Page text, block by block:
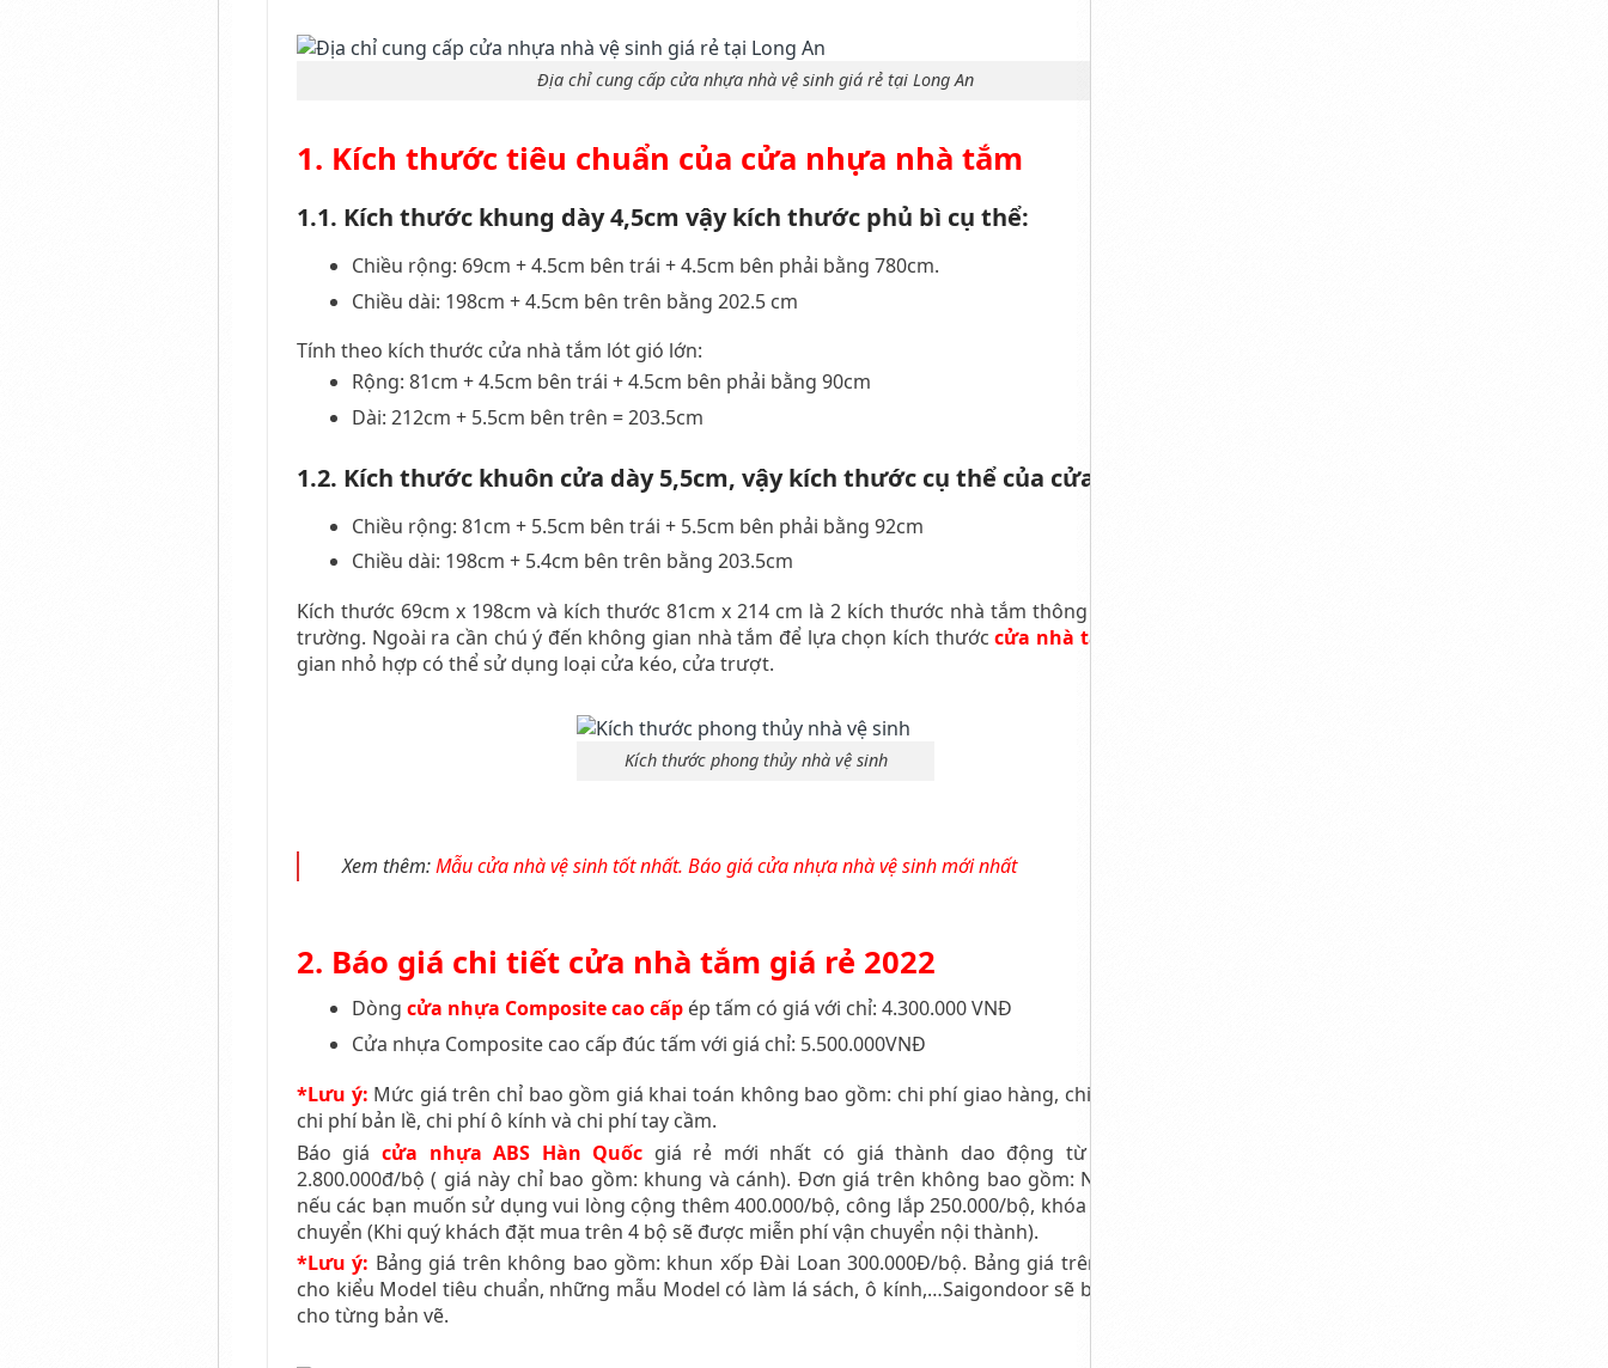
Địa chỉ cung cấp cửa nhựa nhà vệ sinh giá rẻ tại Long An
1. Kích thước tiêu chuẩn của cửa nhựa nhà tắm
1.1. Kích thước khung dày 4,5cm vậy kích thước phủ bì cụ thể:
Chiều rộng: 69cm + 4.5cm bên trái + 4.5cm bên phải bằng 780cm.
Chiều dài: 198cm + 4.5cm bên trên bằng 202.5 cm
Tính theo kích thước cửa nhà tắm lót gió lớn:
Rộng: 81cm + 4.5cm bên trái + 4.5cm bên phải bằng 90cm
Dài: 212cm + 5.5cm bên trên = 203.5cm
1.2. Kích thước khuôn cửa dày 5,5cm, vậy kích thước cụ thể của cửa:
Chiều rộng: 81cm + 5.5cm bên trái + 5.5cm bên phải bằng 92cm
Chiều dài: 198cm + 5.4cm bên trên bằng 203.5cm
Kích thước 69cm x 198cm và kích thước 81cm x 214 cm là 2 kích thước nhà tắm thông dụng trên thị
trường. Ngoài ra cần chú ý đến không gian nhà tắm để lựa chọn kích thướccửa nhà tắm
gian nhỏ hợp có thể sử dụng loại cửa kéo, cửa trượt.
Kích thước phong thủy nhà vệ sinh
Xem thêm:Mẫu cửa nhà vệ sinh tốt nhất. Báo giá cửa nhựa nhà vệ sinh mới nhất
2. Báo giá chi tiết cửa nhà tắm giá rẻ 2022
Dòng cửa nhựa Composite cao cấpép tấm có giá với chỉ: 4.300.000 VNĐ
Cửa nhựa Composite cao cấp đúc tấm với giá chỉ: 5.500.000VNĐ
*Lưu ý: Mức giá trên chỉ bao gồm giá khai toán không bao gồm: chi phí giao hàng, chi phí phụ kiện,
chi phí bản lề, chi phí ô kính và chi phí tay cầm.
Báo giácửa nhựa ABS Hàn Quốc giá rẻ mới nhất có giá thành dao động từ 2.750.000đ –
2.800.000đ/bộ ( giá này chỉ bao gồm: khung và cánh). Đơn giá trên không bao gồm: Nẹp chỉ 2 mặt,
nếu các bạn muốn sử dụng vui lòng cộng thêm 400.000/bộ, công lắp 250.000/bộ, khóa và chi phí vận
chuyển (Khi quý khách đặt mua trên 4 bộ sẽ được miễn phí vận chuyển nội thành).
*Lưu ý: Bảng giá trên không bao gồm: khun xốp Đài Loan 300.000Đ/bộ. Bảng giá trên chỉ áp dụng
cho kiểu Model tiêu chuẩn, những mẫu Model có làm lá sách, ô kính,…Saigondoor sẽ báo giá chi tiết
cho từng bản vẽ.